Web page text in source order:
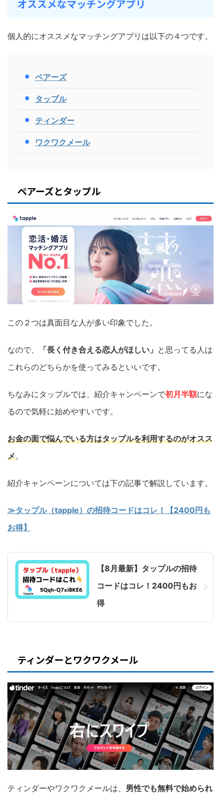
オススメなマッチングアプリ
個人的にオススメなマッチングアプリは以下の４つです。
ペアーズ
タップル
ティンダー
ワクワクメール
ペアーズとタップル
この２つは真面目な人が多い印象でした。
なので、 「長く付き合える恋人がほしい」 と思ってる人は
これらのどちらかを使ってみるといいです。
ちなみにタップルでは、紹介キャンペーンで初月半額にな
るので気軽に始めやすいです。
お金の面で悩んでいる方はタップルを利用するのがオスス
メ。
紹介キャンペーンについては下の記事で解説しています。
≫タップル（tapple）の招待コードはコレ！【2400円も
お得】
【8月最新】タップルの招待
コードはコレ！2400円もお
得
ティンダーとワクワクメール
ティンダーやワクワクメールは、 男性でも無料で始められ